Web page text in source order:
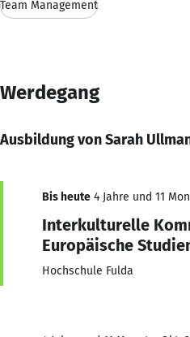
Team Management
Werdegang
Ausbildung von Sarah
Bis heute 4 Jahre und 11
Interkulturelle
Europäische
Hochschule Fulda